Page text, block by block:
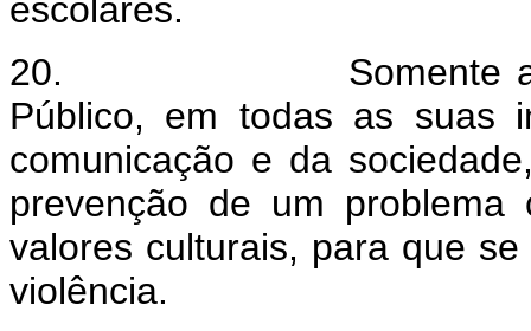
escolares.
20.
Somente
Público, em todas as suas
comunicação e da
prevenção de um problema
valores culturais, para que
violência.